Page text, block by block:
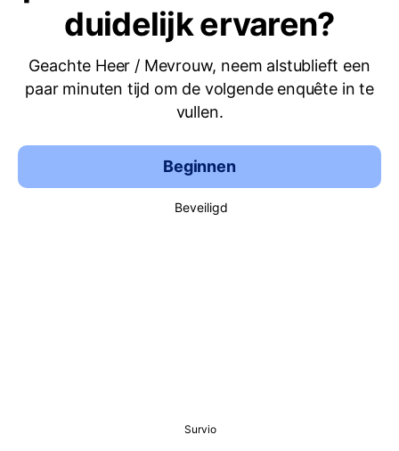
duidelijk ervaren?
Geachte Heer / Mevrouw, neem alstublieft een
paar minuten tijd om de volgende enquête in te
vullen.
Beginnen
Beveiligd
Survio